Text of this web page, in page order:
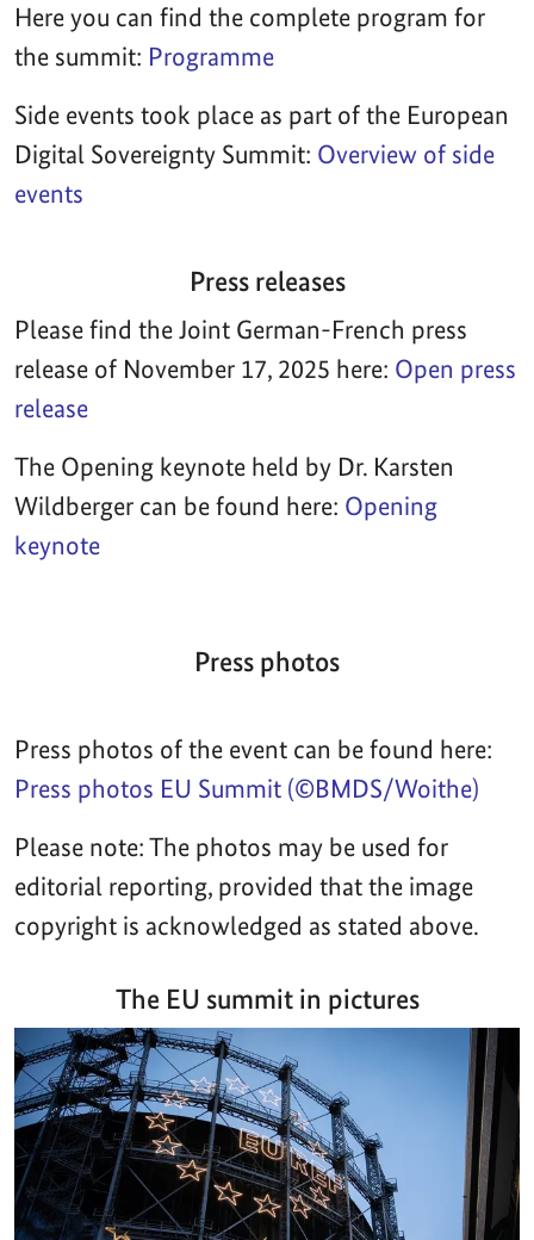
Here you can find the complete program for
the summit: Programme
Side events took place as part of the European
Digital Sovereignty Summit: Overview of side
events
Press releases
Please find the Joint German-French press
release of November 17, 2025 here: Open press
release
The Opening keynote held by Dr. Karsten
Wildberger can be found here: Opening
keynote
Press photos
Press photos of the event can be found here:
Press photos EU Summit (©BMDS/Woithe)
Please note: The photos may be used for
editorial reporting, provided that the image
copyright is acknowledged as stated above.
The EU summit in pictures